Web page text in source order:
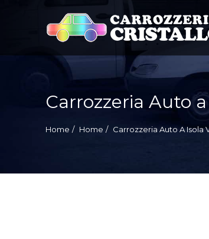
Ricerca
per:
Carrozzeria Auto
Home Home Carrozzeria Auto A Isola